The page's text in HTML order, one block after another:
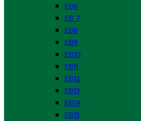
EB6
EB 7
EB8
EB9
EB10
EB11
EB12
EB13
EB14
EB15